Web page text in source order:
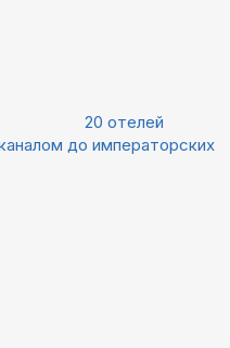
20 отелей
до императорских